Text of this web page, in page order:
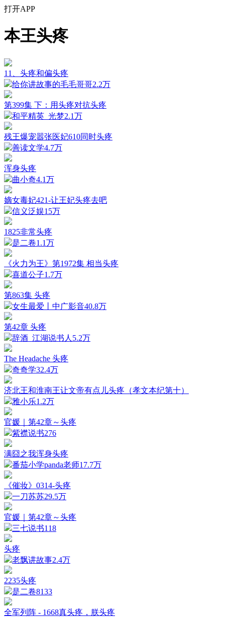
打开APP
本王头疼
11、头疼和偏头疼
给你讲故事的毛毛哥哥2.2万
第399集 下：用头疼对抗头疼
和平精英_光梦2.1万
残王爆宠嚣张医妃610同时头疼
善读文学4.7万
浑身头疼
曲小奇4.1万
嫡女毒妃421-让王妃头疼去吧
信义泛娱15万
1825非常头疼
是二卷1.1万
《火力为王》第1972集 相当头疼
喜道公子1.7万
第863集 头疼
女生最爱丨中广影音40.8万
第42章 头疼
辞酒_江湖说书人 5.2万
The Headache 头疼
奇奇学32.4万
济北王和淮南王让文帝有点儿头疼（孝文本纪第十）
雅小乐1.2万
官媛｜第42章～头疼
紫襟说书276
满囧之我浑身头疼
番茄小学panda老师17.7万
《催妆》0314-头疼
一刀苏苏29.5万
官媛｜第42章～头疼
三七说书118
头疼
老飘讲故事2.4万
2235头疼
是二卷8133
全军列阵 - 1668真头疼，朕头疼